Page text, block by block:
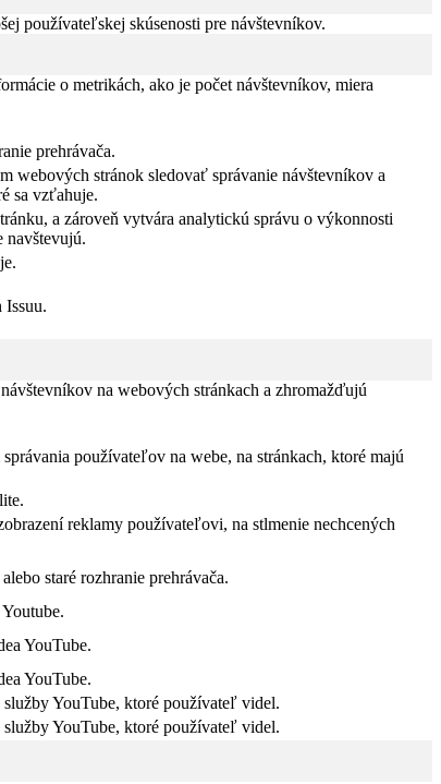
používateľskej skúsenosti pre návštevníkov.
o metrikách, ako je počet návštevníkov, miera
prehrávača.
webových stránok sledovať správanie návštevníkov a
sa vzťahuje.
a zároveň vytvára analytickú správu o výkonnosti
navštevujú.
Issuu.
na webových stránkach a zhromažďujú
používateľov na webe, na stránkach, ktoré majú
reklamy používateľovi, na stlmenie nechcených
staré rozhranie prehrávača.
YouTube.
YouTube.
YouTube, ktoré používateľ videl.
YouTube, ktoré používateľ videl.